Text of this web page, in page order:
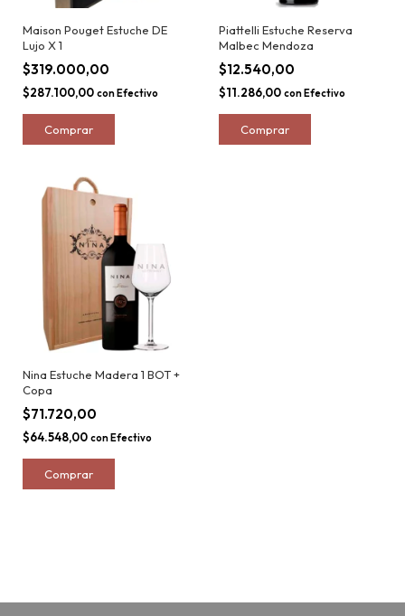
Maison Pouget Estuche DE
Lujo X 1
$319.000,00
$287.100,00 conEfectivo
Piattelli Estuche Reserva
Malbec Mendoza
$12.540,00
$11.286,00 conEfectivo
Nina Estuche Madera 1 BOT +
Copa
$71.720,00
$64.548,00 con Efectivo